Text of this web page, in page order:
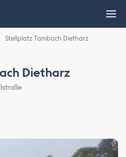
Stellplatz Tambach Dietharz
Dietharz